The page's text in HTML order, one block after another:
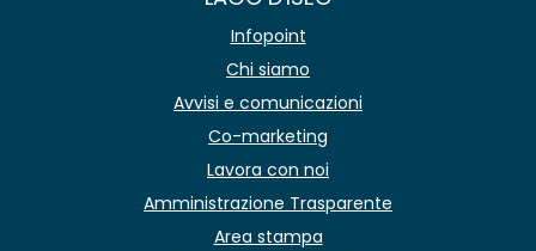
Infopoint
Chi siamo
Avvisi e comunicazioni
Co-marketing
Lavora con noi
Amministrazione Trasparente
Area stampa